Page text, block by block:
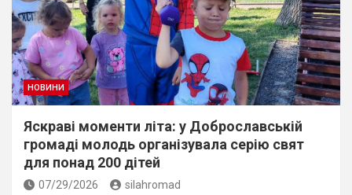
НОВИНИ
Яскраві моменти літа: у Доброславській
громаді молодь організувала серію свят
для понад 200 дітей
07/29/2026 silahromad